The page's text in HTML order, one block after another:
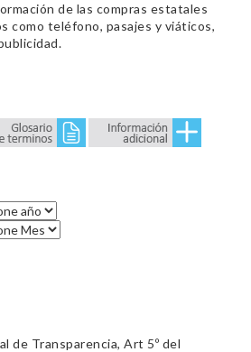
de las compras estatales
como teléfono, pasajes y viáticos,
de Transparencia, Art 5º del